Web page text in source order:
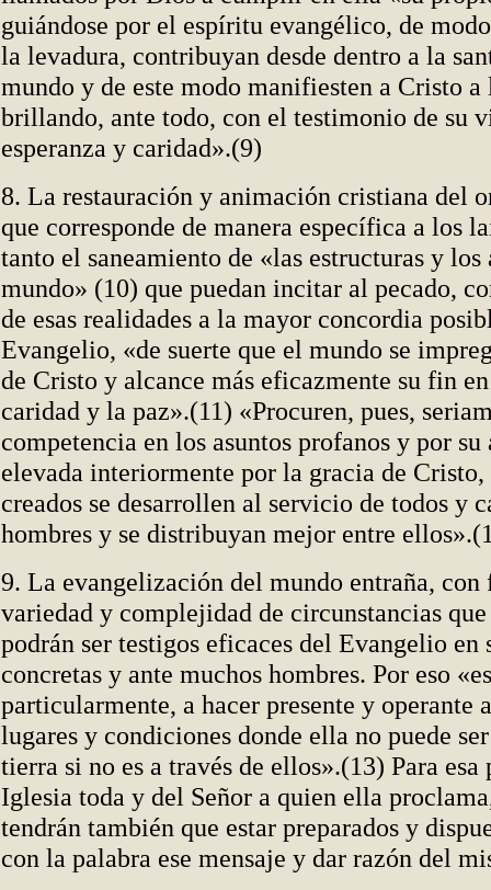
guiándose por el espíritu evangélico, de
la levadura, contribuyan desde dentro a la
mundo y de este modo manifiesten a Cristo a
brillando, ante todo, con el testimonio de su
esperanza y caridad».(9)
8. La restauración y animación cristiana del
que corresponde de manera específica a los
tanto el saneamiento de «las estructuras y los
mundo» (10) que puedan incitar al pecado,
de esas realidades a la mayor concordia
Evangelio, «de suerte que el mundo se
de Cristo y alcance más eficazmente su fin
caridad y la paz».(11) «Procuren, pues,
competencia en los asuntos profanos y por
elevada interiormente por la gracia de Cristo,
creados se desarrollen al servicio de todos y
hombres y se distribuyan mejor entre
9. La evangelización del mundo entraña, con
variedad y complejidad de circunstancias
podrán ser testigos eficaces del Evangelio en
concretas y ante muchos hombres. Por eso
particularmente, a hacer presente y operante
lugares y condiciones donde ella no puede
tierra si no es a través de ellos».(13) Para esa
Iglesia toda y del Señor a quien ella
tendrán también que estar preparados y
con la palabra ese mensaje y dar razón del